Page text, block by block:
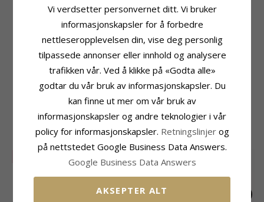
Øredobber: Ørestikker
9 Karat Hvitt Gull
Blank
Farge: Lyseblå
Størrelse
Diameter:
5,1 mm
Dybde: 3,5 mm
Leveringstid:Ca. 5-10 Hverdager
MEST POPULÆRE PRODUKTER I
KATEGORIEN
Vi verdsetter personvernet ditt. Vi bruker
informasjonskapsler for å forbedre
nettleseropplevelsen din, vise deg personlig
tilpassede annonser eller innhold og analysere
trafikken vår. Ved å klikke på «Godta alle»
godtar du vår bruk av informasjonskapsler. Du
kan finne ut mer om vår bruk av
informasjonskapsler og andre teknologier i vår
policy for informasjonskapsler. Retningslinjer og
på nettstedet Google Business Data Answers.
Google Business Data Answers
AKSEPTER ALT